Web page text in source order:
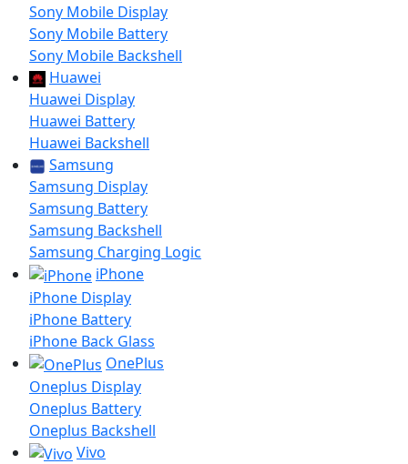
Sony Mobile Display
Sony Mobile Battery
Sony Mobile Backshell
Huawei
Huawei Display
Huawei Battery
Huawei Backshell
Samsung
Samsung Display
Samsung Battery
Samsung Backshell
Samsung Charging Logic
iPhone
iPhone Display
iPhone Battery
iPhone Back Glass
OnePlus
Oneplus Display
Oneplus Battery
Oneplus Backshell
Vivo